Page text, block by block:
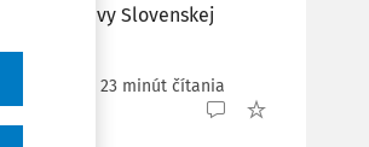
1 Ústavy Slovenskej
23 minút čítania